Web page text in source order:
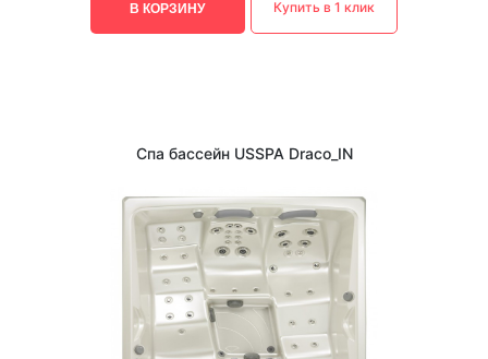
В КОРЗИНУ Купить в 1 клик
Спа бассейн USSPA Draco_IN